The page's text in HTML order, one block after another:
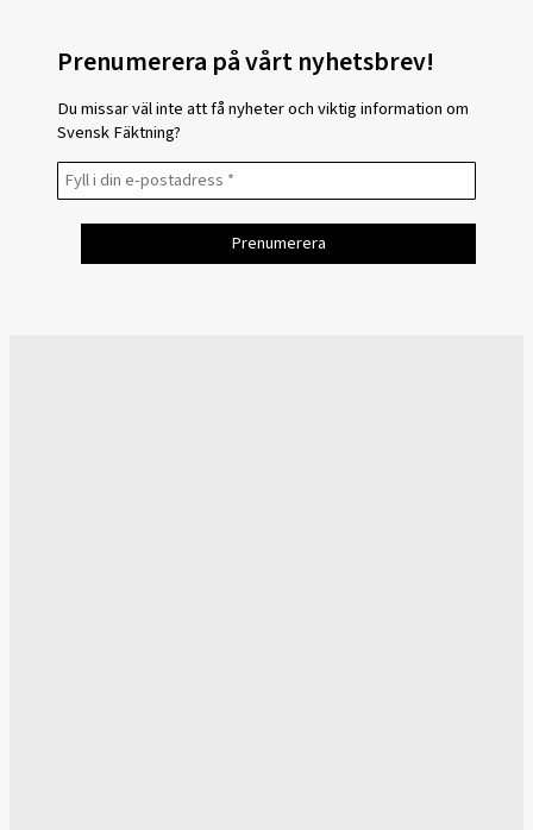
Prenumerera på vårt nyhetsbrev!
Du missar väl inte att få nyheter och viktig information om
Svensk Fäktning?